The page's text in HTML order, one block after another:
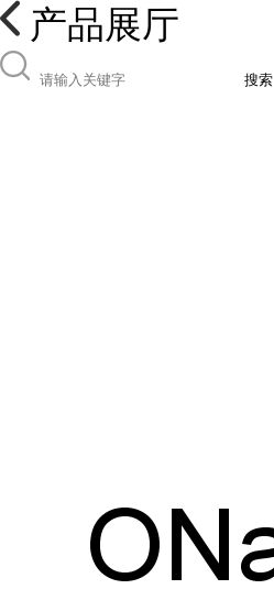
产品展厅
搜索